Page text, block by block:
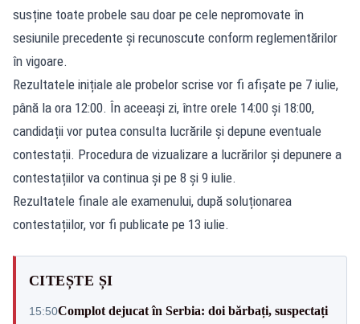
susține toate probele sau doar pe cele nepromovate în
sesiunile precedente și recunoscute conform reglementărilor
în vigoare.
Rezultatele inițiale ale probelor scrise vor fi afișate pe 7 iulie,
până la ora 12:00. În aceeași zi, între orele 14:00 și 18:00,
candidații vor putea consulta lucrările și depune eventuale
contestații. Procedura de vizualizare a lucrărilor și depunere a
contestațiilor va continua și pe 8 și 9 iulie.
Rezultatele finale ale examenului, după soluționarea
contestațiilor, vor fi publicate pe 13 iulie.
CITEȘTE ȘI
15:50Complot dejucat în Serbia: doi bărbați, suspectați